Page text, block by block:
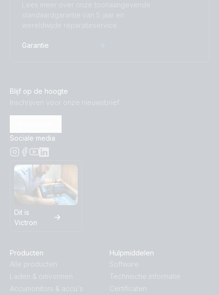
Lees meer over onze toonaangevende
standaardgarantie van 5 jaar en
wereldwijde reparatieservice.
Garantie
Blijf op de hoogte
Inschrijven voor onze nieuwsbrief
Sociale media
Dit is
Victron
Producten
Alle producten
Laden & omvormen
Accumonitors & accu's
Hulpmiddelen
Software
Technische informatie
Certificaten